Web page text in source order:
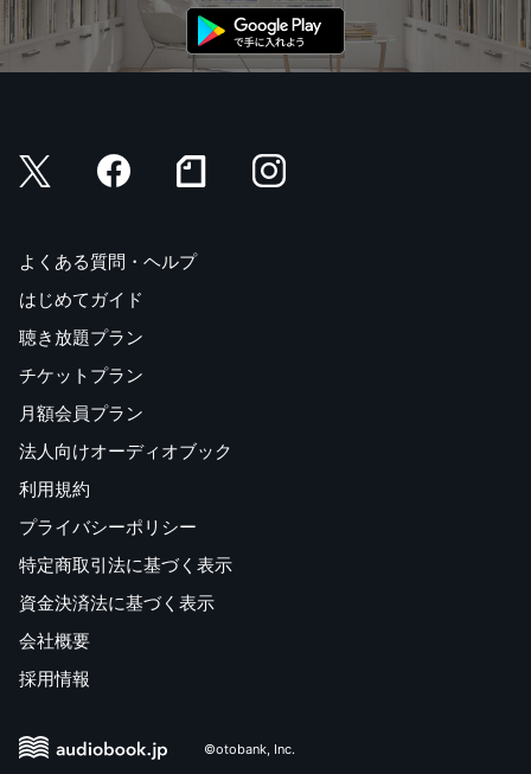
よくある質問・ヘルプ
はじめてガイド
聴き放題プラン
チケットプラン
月額会員プラン
法人向けオーディオブック
利用規約
プライバシーポリシー
特定商取引法に基づく表示
資金決済法に基づく表示
会社概要
採用情報
©otobank, Inc.